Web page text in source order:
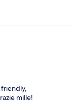
mille!